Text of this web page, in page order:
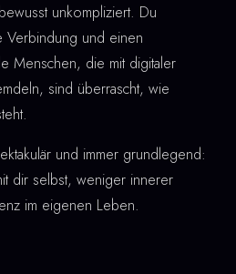
unkompliziert. Du
Verbindung und einen
Menschen, die mit digitaler
sind überrascht, wie
und immer grundlegend:
dir selbst, weniger innerer
im eigenen Leben.